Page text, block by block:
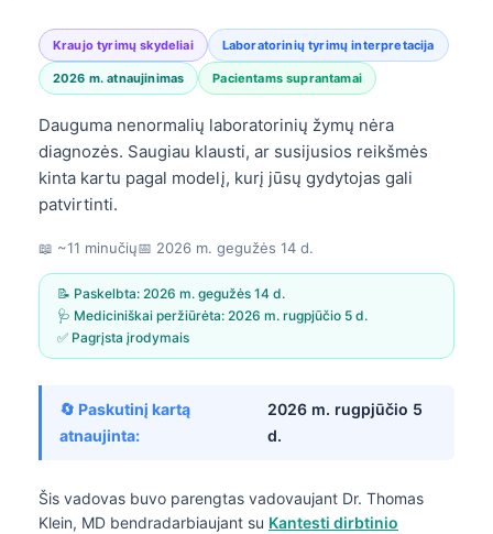
Kraujo tyrimų skydeliai Laboratorinių tyrimų interpretacija
2026 m. atnaujinimas Pacientams suprantamai
Dauguma nenormalių laboratorinių žymų nėra
diagnozės. Saugiau klausti, ar susijusios reikšmės
kinta kartu pagal modelį, kurį jūsų gydytojas gali
patvirtinti.
📖 ~11 minučių📅 2026 m. gegužės 14 d.
📝 Paskelbta: 2026 m. gegužės 14 d.
🩺 Mediciniškai peržiūrėta: 2026 m. rugpjūčio 5 d.
✅ Pagrįsta įrodymais
🔄 Paskutinį kartą
atnaujinta:
2026 m. rugpjūčio 5
d.
Šis vadovas buvo parengtas vadovaujant Dr. Thomas
Klein, MD bendradarbiaujant su Kantesti dirbtinio